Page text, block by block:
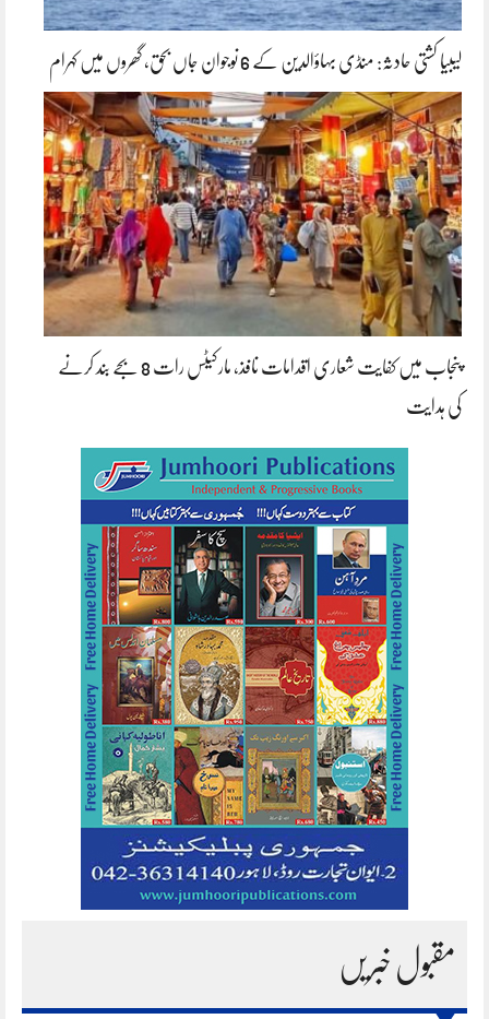
لیبیا کشتی حادثہ: منڈی بہاؤالدین کے 6 نوجوان جاں بحق، گھروں میں کہرام
پنجاب میں کفایت شعاری اقدامات نافذ، مارکیٹس رات 8 بجے بند کرنے
کی ہدایت
مقبول خبریں